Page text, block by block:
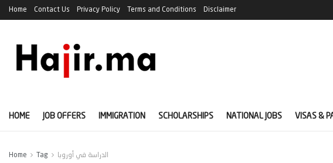
Home Contact Us Privacy Policy Terms and Conditions Disclaimer
HOME JOB OFFERS IMMIGRATION SCHOLARSHIPS NATIONAL JOBS VISAS &
Home Tag الدراسة في أوروبا